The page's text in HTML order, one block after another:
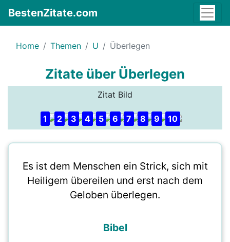
BestenZitate.com
Home Themen U Überlegen
Zitate über Überlegen
Zitat Bild
1 2 3 4 5 6 7 8 9 10
Es ist dem Menschen ein Strick, sich mit
Heiligem übereilen und erst nach dem
Geloben überlegen.
Bibel